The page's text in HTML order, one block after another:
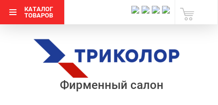
КАТАЛОГ
ТОВАРОВ
Фирменный салон